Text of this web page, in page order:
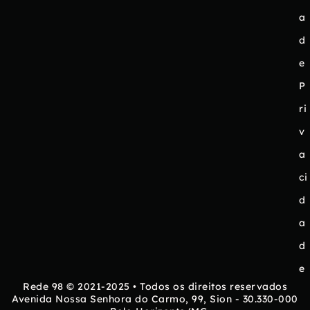
a
d
e
P
ri
v
a
ci
d
a
d
e
Rede 98 © 2021-2025 • Todos os direitos reservados
Avenida Nossa Senhora do Carmo, 99, Sion - 30.330-000